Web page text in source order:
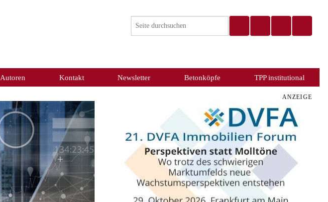
Autoren Kontakt Newsletter Betonköpfe TPP institutional
ANZEIGE